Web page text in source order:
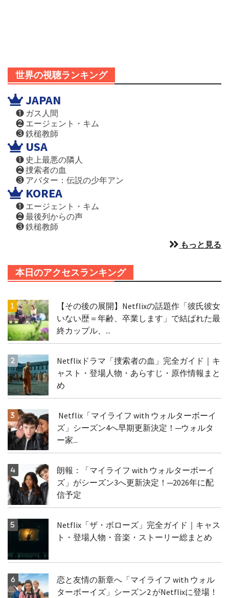
世界の視聴ランキング
JAPAN
❶ ガス人間
❷ エージェント・キム
❸ 鉄槌教師
USA
❶ 史上最悪の隣人
❷ 捜索者の血
❸ アバター：伝説の少年アン
KOREA
❶ エージェント・キム
❷ 最後列からの声
❸ 鉄槌教師
もっと見る
本日のアクセスランキング
【その後の展開】Netflixの話題作「彼氏彼女
いない歴＝年齢、卒業します」で結ばれた最
終カップル、...
Netflixドラマ「捜索者の血」完全ガイド｜キ
ャスト・登場人物・あらすじ・原作情報まと
め
Netflix「マイライフ with ウォルターボーイ
ズ」シーズン4へ早期更新決定！─ウォルタ
ー家...
朗報：「マイライフ with ウォルターボーイ
ズ」がシーズン3へ更新決定！─2026年に配
信予定
Netflix「ザ・ボローズ」完全ガイド｜キャス
ト・登場人物・音楽・ストーリー総まとめ
恋と友情の新章へ「マイライフ with ウォル
ターボーイズ」シーズン2 がNetflixに登場！